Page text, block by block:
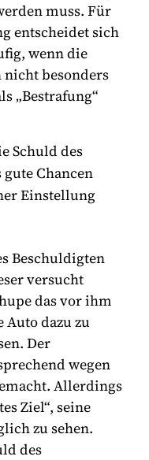
muss. Für
entscheidet sich
wenn die
nicht besonders
„Bestrafung“
Schuld des
Chancen
Einstellung
Beschuldigten
versucht
das vor ihm
Auto dazu zu
Der
wegen
Allerdings
Ziel“, seine
zu sehen.
des